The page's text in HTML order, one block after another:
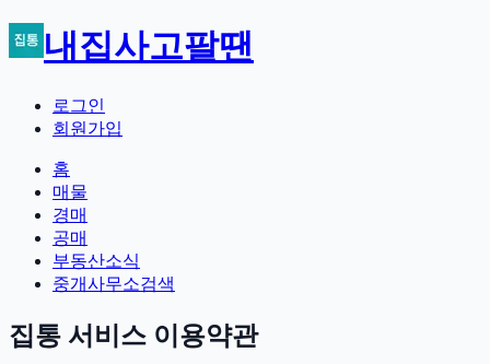
내집사고팔땐
로그인
회원가입
홈
매물
경매
공매
부동산소식
중개사무소검색
집통 서비스 이용약관